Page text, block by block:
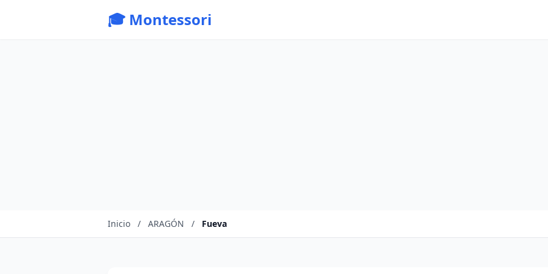
🎓 Montessori
Inicio / ARAGÓN / Fueva